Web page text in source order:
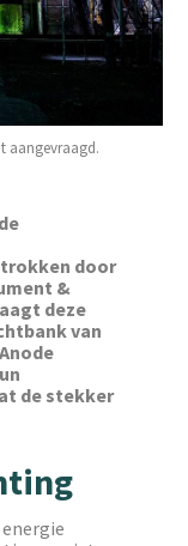
aangevraagd.
door
&
deze
van
de stekker